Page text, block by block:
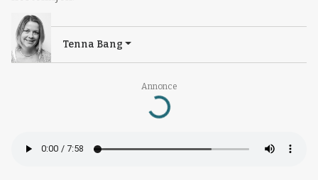
Annonce
Loading...
Tenna Bang